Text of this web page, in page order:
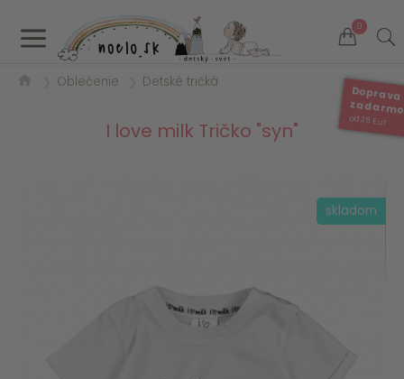
a 0
Doprava
od 35 Eur
Oblečenie Detské tričká
I love milk Tričko "syn"
skladom